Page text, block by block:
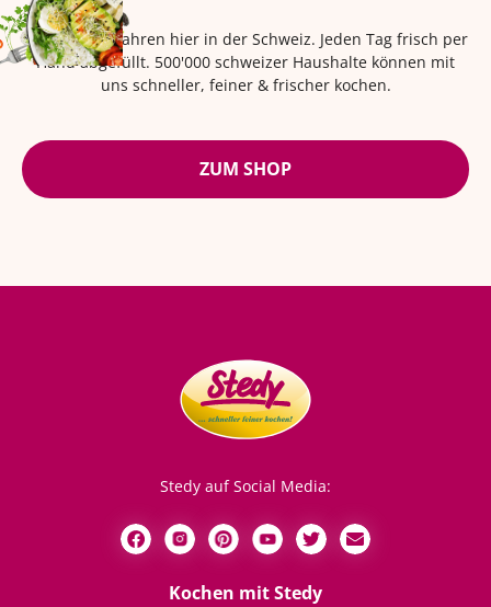
Seit über 42 Jahren hier in der Schweiz. Jeden Tag frisch per
Hand abgefüllt. 500'000 schweizer Haushalte können mit
uns schneller, feiner & frischer kochen.
ZUM SHOP
Stedy auf Social Media:
Kochen mit Stedy